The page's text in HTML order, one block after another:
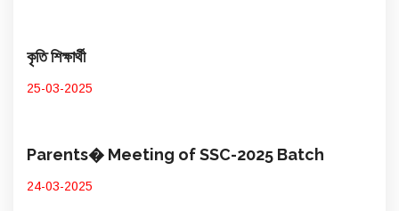
কৃতি শিক্ষার্থী
25-03-2025
Parents� Meeting of SSC-2025 Batch
24-03-2025